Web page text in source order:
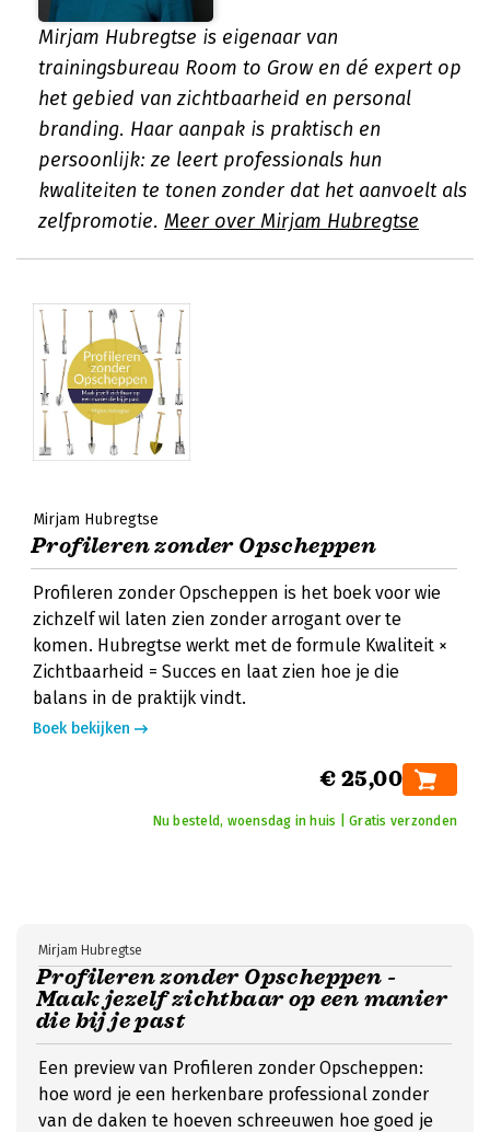
Mirjam Hubregtse is eigenaar van
trainingsbureau Room to Grow en dé expert op
het gebied van zichtbaarheid en personal
branding. Haar aanpak is praktisch en
persoonlijk: ze leert professionals hun
kwaliteiten te tonen zonder dat het aanvoelt als
zelfpromotie. Meer over Mirjam Hubregtse
Mirjam Hubregtse
Profileren zonder Opscheppen
Profileren zonder Opscheppen is het boek voor wie
zichzelf wil laten zien zonder arrogant over te
komen. Hubregtse werkt met de formule Kwaliteit ×
Zichtbaarheid = Succes en laat zien hoe je die
balans in de praktijk vindt.
Boek bekijken
€ 25,00
Nu besteld, woensdag in huis | Gratis verzonden
Profileren zonder Opscheppen -
Maak jezelf zichtbaar op een manier
die bij je past
Mirjam Hubregtse
Een preview van Profileren zonder Opscheppen:
hoe word je een herkenbare professional zonder
van de daken te hoeven schreeuwen hoe goed je